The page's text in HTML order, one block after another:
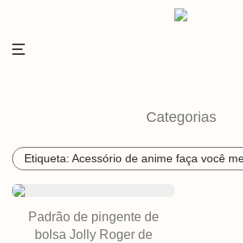
Categorias
Etiqueta: Acessório de anime faça você
Padrão de pingente de
bolsa Jolly Roger de